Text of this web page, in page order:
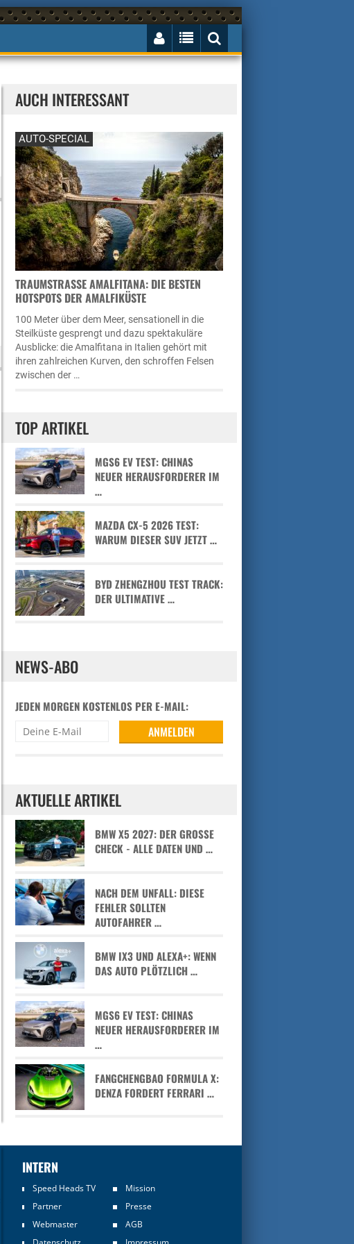
AUCH INTERESSANT
AUTO-SPECIAL
TRAUMSTRASSE AMALFITANA: DIE BESTEN H
OTSPOTS DER AMALFIKÜSTE
100 Meter über dem Meer, sensationell in die
Steilküste gesprengt und dazu spektakuläre
Ausblicke: die Amalfitana in Italien gehört mit
ihren zahlreichen Kurven, den schroffen Felsen
zwischen der …
TOP ARTIKEL
MGS6 EV TEST: CHINAS
NEUER HERAUSFORDERER IM
…
MAZDA CX-5 2026 TEST:
WARUM DIESER SUV JETZT …
BYD ZHENGZHOU TEST TRACK:
DER ULTIMATIVE …
NEWS-ABO
JEDEN MORGEN KOSTENLOS PER E-MAIL:
AKTUELLE ARTIKEL
BMW X5 2027: DER GROSSE C
HECK - ALLE DATEN UND …
NACH DEM UNFALL: DIESE
FEHLER SOLLTEN
AUTOFAHRER …
BMW IX3 UND ALEXA+: WENN
DAS AUTO PLÖTZLICH …
MGS6 EV TEST: CHINAS
NEUER HERAUSFORDERER IM
…
FANGCHENGBAO FORMULA X:
DENZA FORDERT FERRARI …
INTERN
Speed Heads TV
Mission
Partner
Presse
Webmaster
AGB